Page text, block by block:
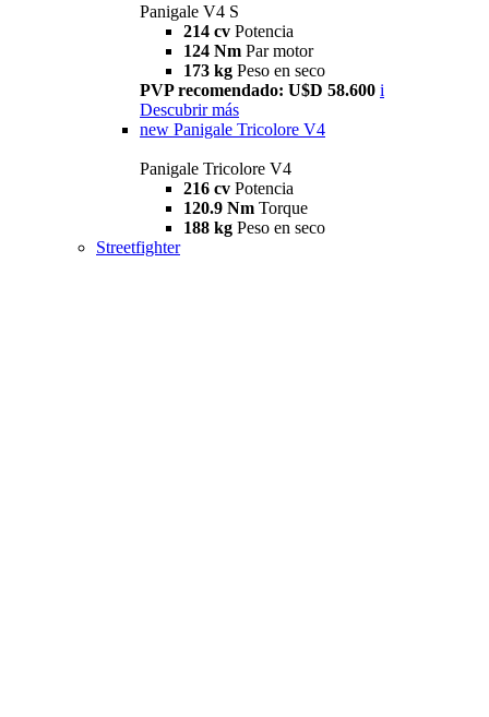
Panigale V4 S
214 cv Potencia
124 Nm Par motor
173 kg Peso en seco
PVP recomendado: U$D 58.600 i
Descubrir más
new Panigale Tricolore V4
Panigale Tricolore V4
216 cv Potencia
120.9 Nm Torque
188 kg Peso en seco
Streetfighter